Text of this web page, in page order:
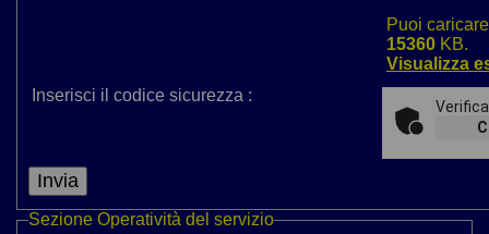
Puoi
15360KB.
Visualizza
Inserisci il codice sicurezza :
Sezione Operatività del servizio